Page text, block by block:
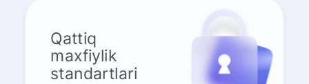
Qattiq
maxfiylik
standartlari